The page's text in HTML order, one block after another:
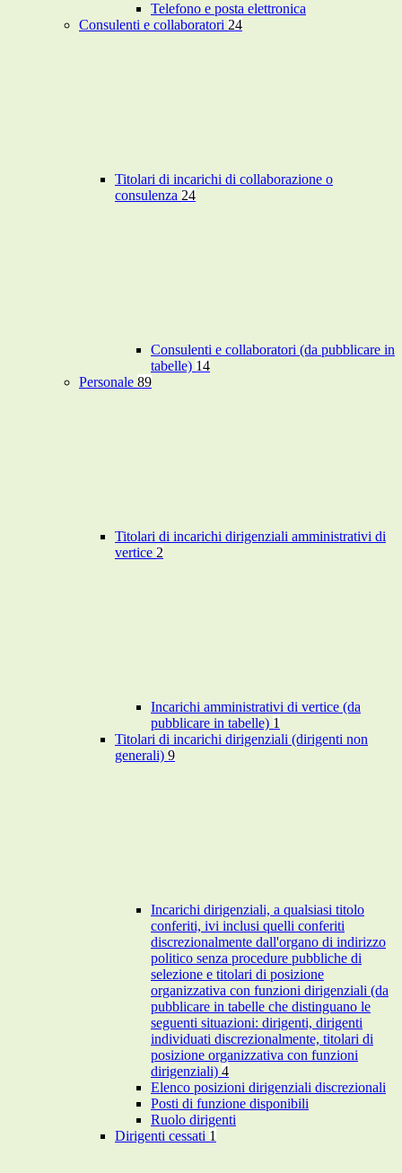
Telefono e posta elettronica
Consulenti e collaboratori 24
Titolari di incarichi di collaborazione o
consulenza 24
Consulenti e collaboratori (da pubblicare in
tabelle) 14
Personale 89
Titolari di incarichi dirigenziali amministrativi di
vertice 2
Incarichi amministrativi di vertice (da
pubblicare in tabelle) 1
Titolari di incarichi dirigenziali (dirigenti non
generali) 9
Incarichi dirigenziali, a qualsiasi titolo
conferiti, ivi inclusi quelli conferiti
discrezionalmente dall'organo di indirizzo
politico senza procedure pubbliche di
selezione e titolari di posizione
organizzativa con funzioni dirigenziali (da
pubblicare in tabelle che distinguano le
seguenti situazioni: dirigenti, dirigenti
individuati discrezionalmente, titolari di
posizione organizzativa con funzioni
dirigenziali) 4
Elenco posizioni dirigenziali discrezionali
Posti di funzione disponibili
Ruolo dirigenti
Dirigenti cessati 1